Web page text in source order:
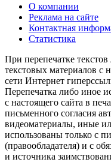
О компании
Реклама на сайте
Контактная
Статистика
При перепечатке
текстовых материалов с
сети Интернет
Перепечатка либо иное
с настоящего сайта в
письменного согласия
видеоматериалы, иные
использованы только с
(правообладателя) и с
и источника